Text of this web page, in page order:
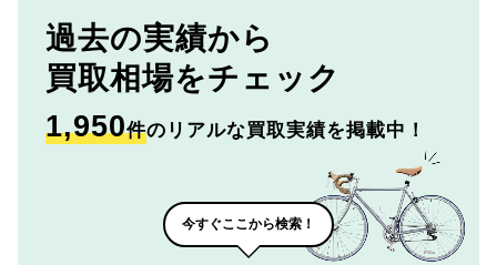
過去の実績から
買取相場をチェック
1,950件のリアルな買取実績を掲載中！
今すぐここから検索！